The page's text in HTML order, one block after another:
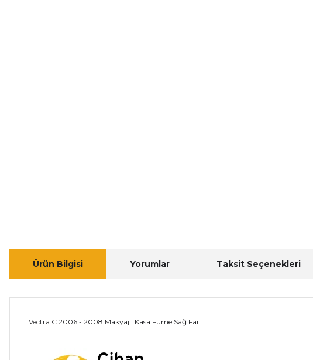
Ürün Bilgisi Yorumlar Taksit Seçenekleri
Vectra C 2006 - 2008 Makyajlı Kasa Füme Sağ Far